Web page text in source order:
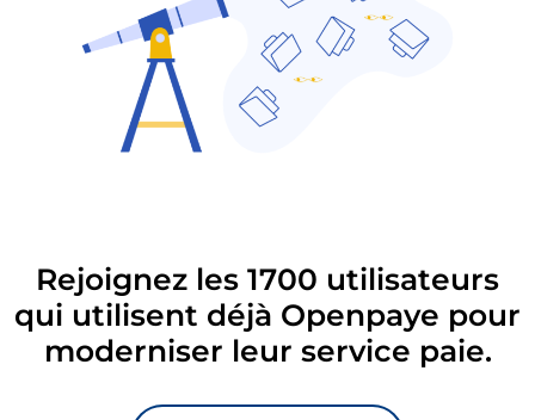
Rejoignez les 1700 utilisateurs
qui utilisent déjà Openpaye pour
moderniser leur service paie.